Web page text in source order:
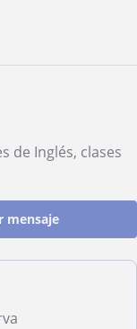
de Inglés, clases
mensaje